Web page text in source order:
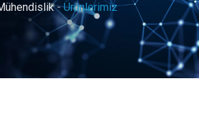
-Ürünlerimiz